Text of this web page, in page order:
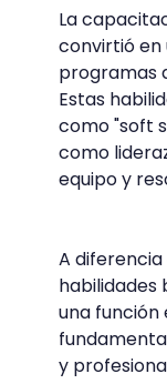
La
convirtió en
programas
Estas
como "soft
como
equipo y
A
habilidades
una función
y